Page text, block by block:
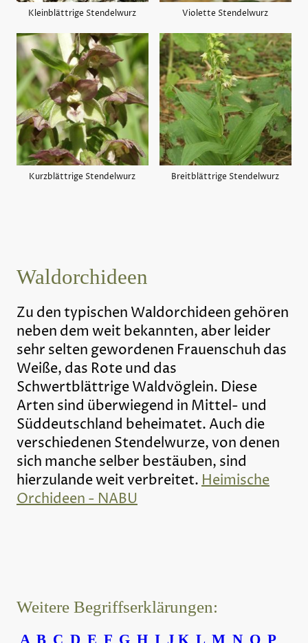
Kleinblättrige Stendelwurz Violette Stendelwurz
Kurzblättrige Stendelwurz Breitblättrige Stendelwurz
Waldorchideen
Zu den typischen Waldorchideen gehören
neben dem weit bekannten, aber leider
sehr selten gewordenen Frauenschuh das
Weiße, das Rote und das
Schwertblättrige Waldvöglein. Diese
Arten sind überwiegend in Mittel- und
Süddeutschland beheimatet. Auch die
verschiedenen Stendelwurze, von denen
sich manche selber bestäuben, sind
hierzulande weit verbreitet.Heimische
Orchideen - NABU
Weitere Begriffserklärungen: